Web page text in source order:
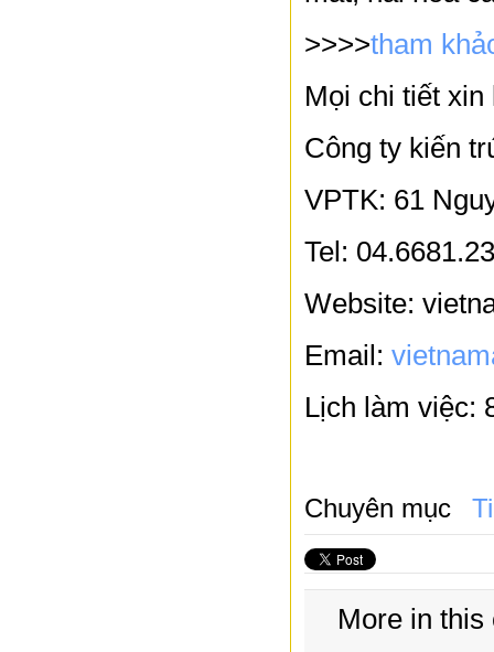
>>>>tham
Mọi chi tiết xin
Công ty kiến
VPTK: 61
Tel:
Website:
Email:
Lịch làm việc:
Chuyên mục
More in this